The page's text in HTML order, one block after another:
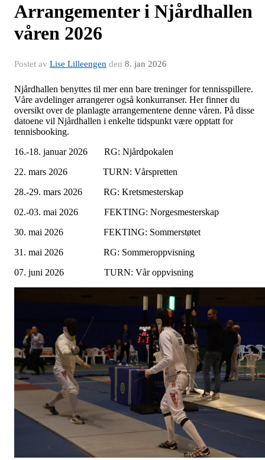
Arrangementer i Njårdhallen
våren 2026
Postet av Lise Lilleengen den 8. jan 2026
Njårdhallen benyttes til mer enn bare treninger for tennisspillere.
Våre avdelinger arrangerer også konkurranser. Her finner du
oversikt over de planlagte arrangementene denne våren. På disse
datoene vil Njårdhallen i enkelte tidspunkt være opptatt for
tennisbooking.
16.-18. januar 2026 RG: Njårdpokalen
22. mars 2026 TURN: Vårspretten
28.-29. mars 2026 RG: Kretsmesterskap
02.-03. mai 2026 FEKTING: Norgesmesterskap
30. mai 2026 FEKTING: Sommerstøtet
31. mai 2026 RG: Sommeroppvisning
07. juni 2026 TURN: Vår oppvisning